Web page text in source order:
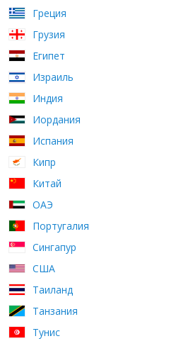
Греция
Грузия
Египет
Израиль
Индия
Иордания
Испания
Кипр
Китай
ОАЭ
Португалия
Сингапур
США
Таиланд
Танзания
Тунис